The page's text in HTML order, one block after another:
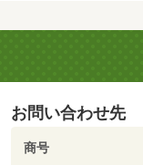
お問い合わせ先
商号